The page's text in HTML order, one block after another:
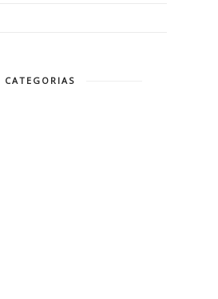
CATEGORIAS